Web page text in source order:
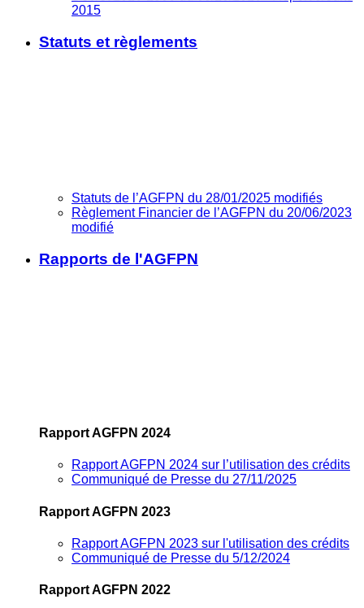
2015
Statuts et règlements
Statuts de l’AGFPN du 28/01/2025 modifiés
Règlement Financier de l’AGFPN du 20/06/2023
modifié
Rapports de l'AGFPN
Rapport AGFPN 2024
Rapport AGFPN 2024 sur l’utilisation des crédits
Communiqué de Presse du 27/11/2025
Rapport AGFPN 2023
Rapport AGFPN 2023 sur l'utilisation des crédits
Communiqué de Presse du 5/12/2024
Rapport AGFPN 2022